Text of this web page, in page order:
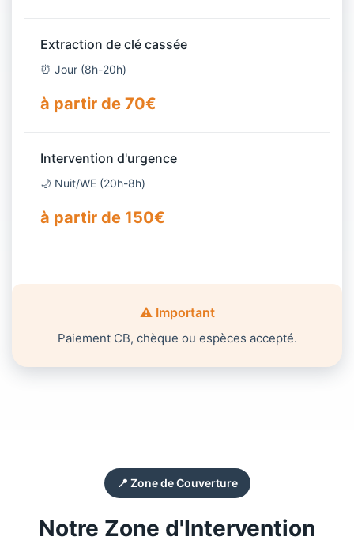
Extraction de clé cassée
⏰ Jour (8h-20h)
à partir de 70€
Intervention d'urgence
🌙 Nuit/WE (20h-8h)
à partir de 150€
⚠️ Important
Paiement CB, chèque ou espèces accepté.
📍 Zone de Couverture
Notre Zone d'Intervention